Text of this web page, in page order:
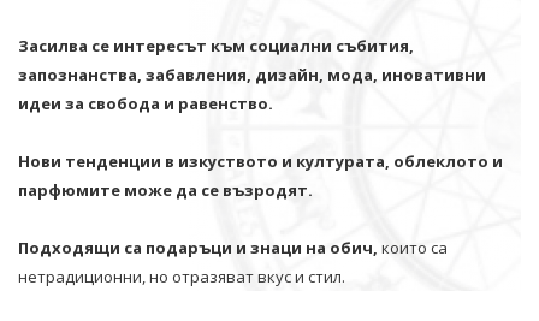
Засилва се интересът към социални събития,
запознанства, забавления, дизайн, мода, иновативни
идеи за свобода и равенство.
Нови тенденции в изкуството и културата, облеклото и
парфюмите може да се възродят.
Подходящи са подаръци и знаци на обич, които са
нетрадиционни, но отразяват вкус и стил.